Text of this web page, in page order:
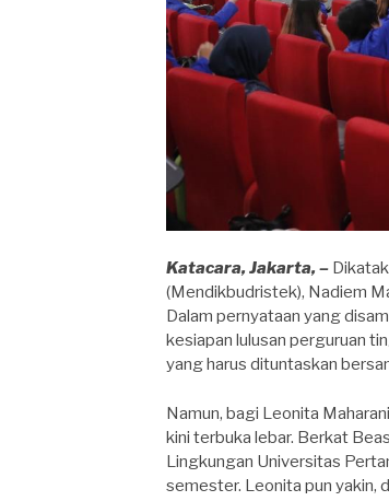
Katacara, Jakarta, –
(Mendikbudristek), Nadiem
Dalam pernyataan yang
kesiapan lulusan perguruan
yang harus dituntaskan
Namun, bagi Leonita
kini terbuka lebar. Berkat
Lingkungan Universitas
semester. Leonita pun yakin,